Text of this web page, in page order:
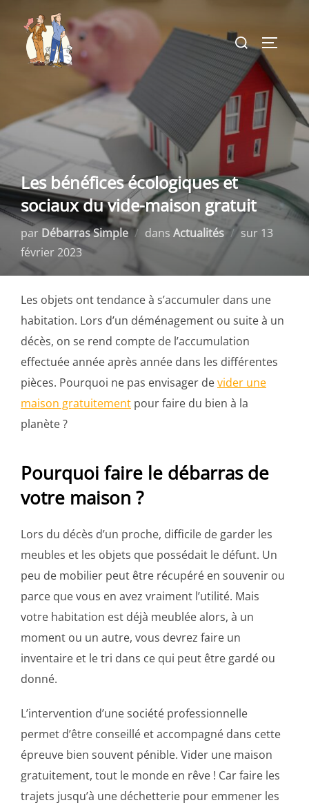
contenu
Rechercher :
Les bénéfices écologiques et
sociaux du vide-maison gratuit
par Débarras Simple dans Actualités sur Publié
13
février 2023
Les objets ont tendance à s’accumuler dans une
habitation. Lors d’un déménagement ou suite à un
décès, on se rend compte de l’accumulation
effectuée année après année dans les différentes
pièces. Pourquoi ne pas envisager devider une
maison gratuitement pour faire du bien à la
planète ?
Pourquoi faire le débarras de
votre maison ?
Lors du décès d’un proche, difficile de garder les
meubles et les objets que possédait le défunt. Un
peu de mobilier peut être récupéré en souvenir ou
parce que vous en avez vraiment l’utilité. Mais
votre habitation est déjà meublée alors, à un
moment ou un autre, vous devrez faire un
inventaire et le tri dans ce qui peut être gardé ou
donné.
L’intervention d’une société professionnelle
permet d’être conseillé et accompagné dans cette
épreuve bien souvent pénible. Vider une maison
gratuitement, tout le monde en rêve ! Car faire les
trajets jusqu’à une déchetterie pour emmener les